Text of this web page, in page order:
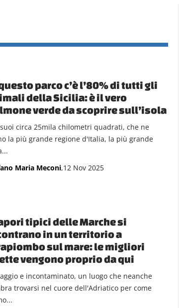
parco c’è l’80% di tutti gli
della Sicilia: è il vero
verde da scoprire sull’isola
circa 25mila chilometri quadrati, che ne
la più grande regione d'Italia, la più grande
Maria Meconi,12 Nov 2025
tipici delle Marche si
in un territorio a
sul mare: le migliori
vengono proprio da qui
e incontaminato, un luogo che neanche
trovarsi nel cuore dell'Adriatico per come